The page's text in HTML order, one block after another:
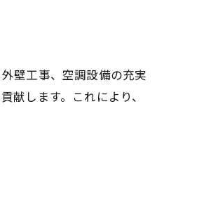
壁工事、空調設備の充実
します。これにより、